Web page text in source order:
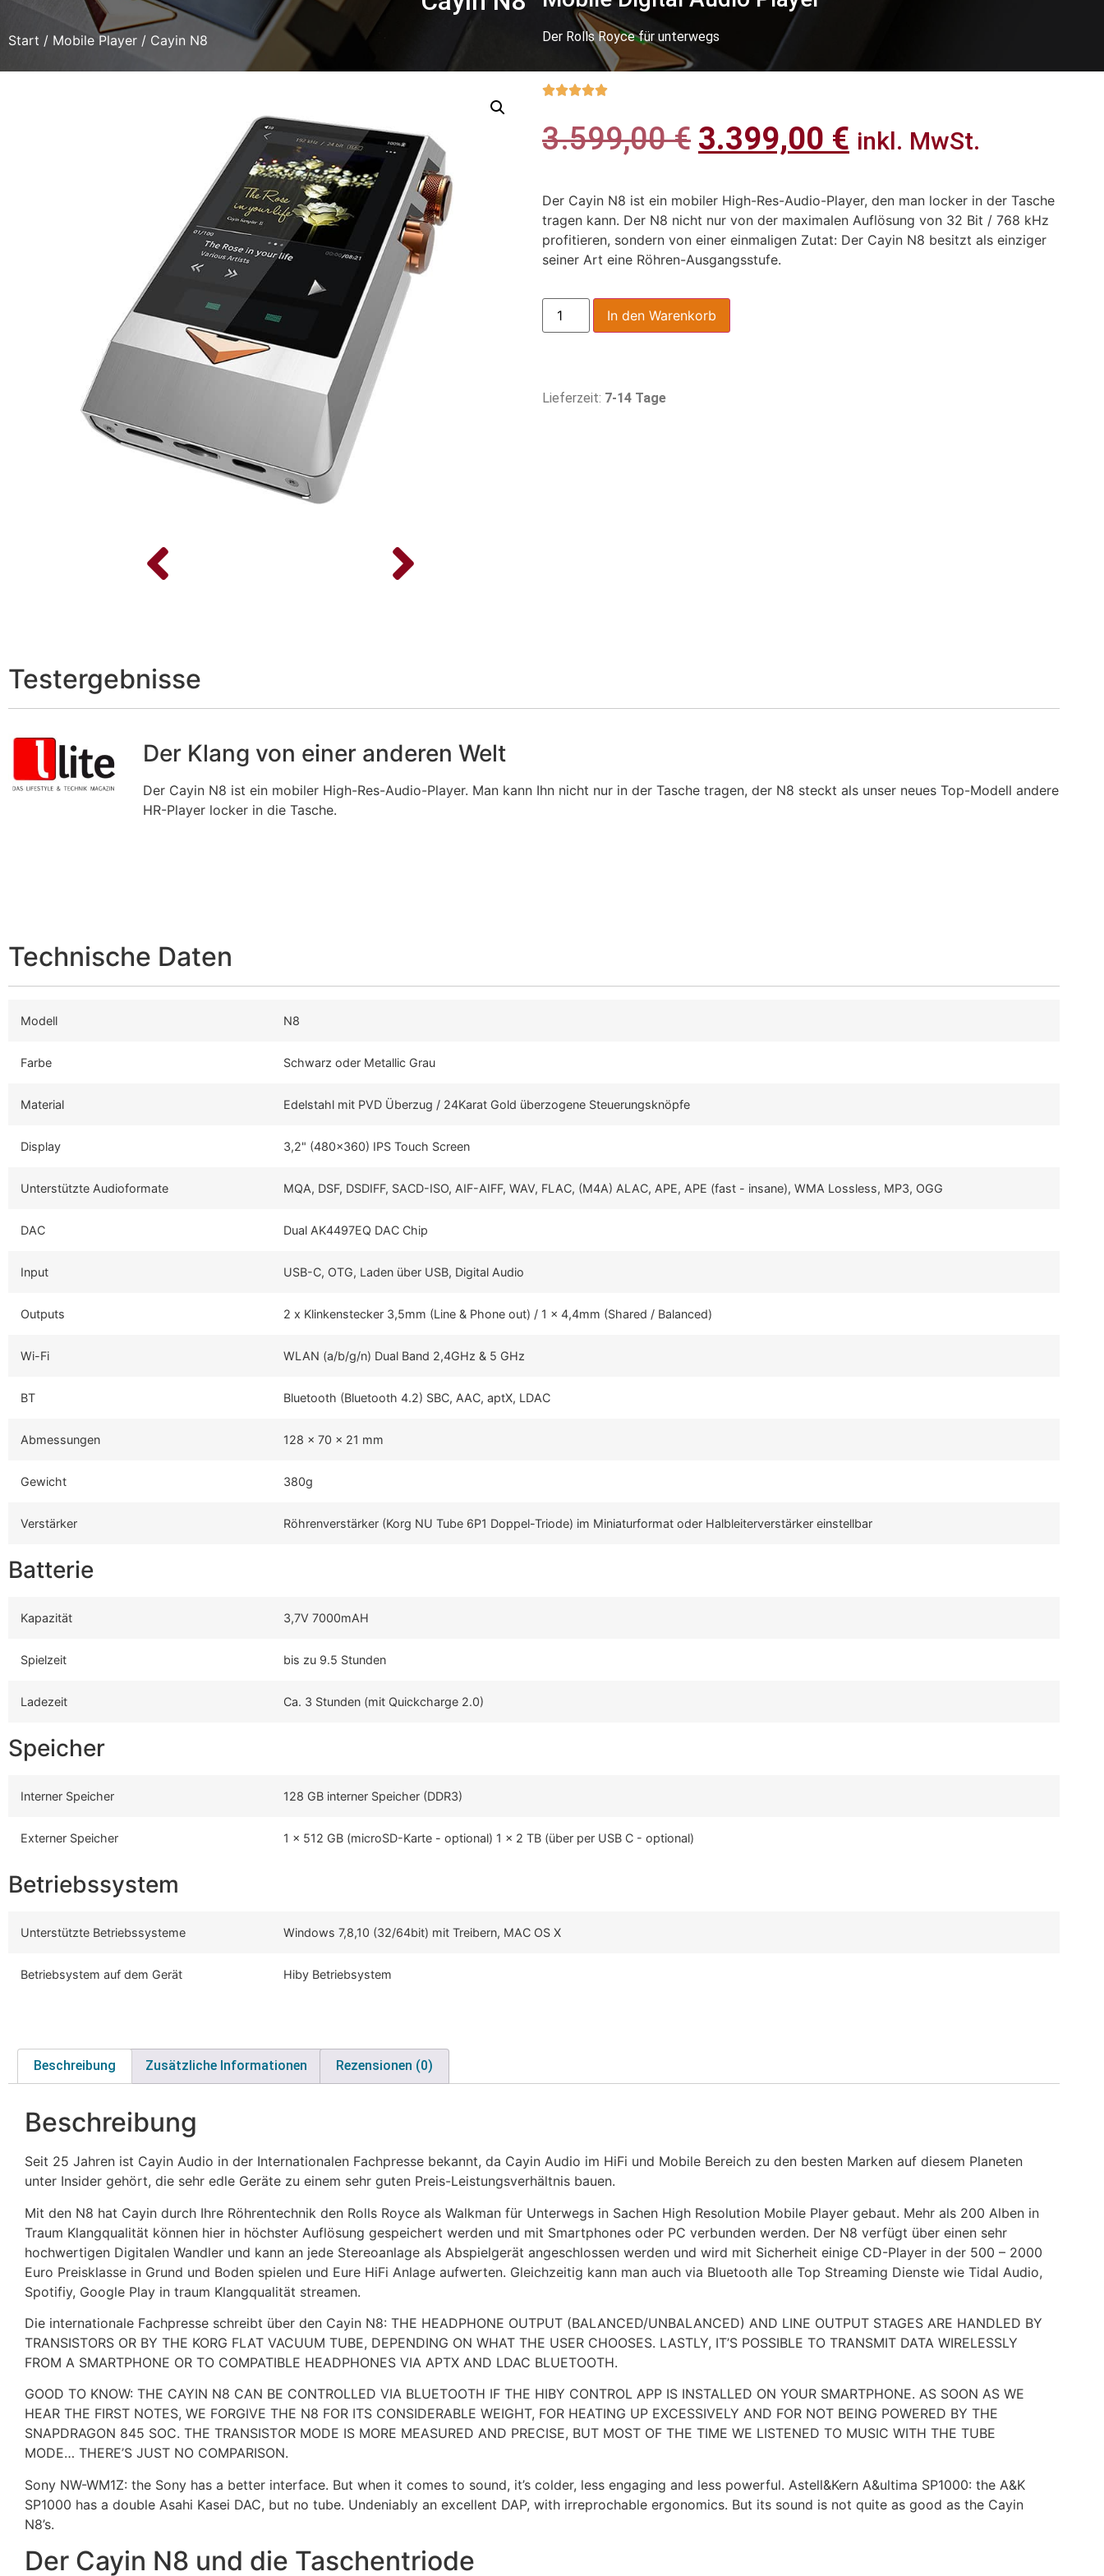
Start / Mobile Player / Cayin N8 Der Rolls Royce für unterwegs

3.599,00€ 3.399,00 € inkl. MwSt.
Der Cayin N8 ist ein mobiler High-Res-Audio-Player, den man locker in der Tasche
tragen kann. Der N8 nicht nur von der maximalen Auflösung von 32 Bit / 768 kHz
profitieren, sondern von einer einmaligen Zutat: Der Cayin N8 besitzt als einziger
seiner Art eine Röhren-Ausgangsstufe.
In den Warenkorb
Lieferzeit: 7-14 Tage
Testergebnisse
Der Klang von einer anderen Welt
Der Cayin N8 ist ein mobiler High-Res-Audio-Player. Man kann Ihn nicht nur in der Tasche tragen, der N8 steckt als unser neues Top-Modell andere
HR-Player locker in die Tasche.
Technische Daten
Modell N8
Farbe Schwarz oder Metallic Grau
Material Edelstahl mit PVD Überzug / 24Karat Gold überzogene Steuerungsknöpfe
Display 3,2" (480x360) IPS Touch Screen
Unterstützte Audioformate MQA, DSF, DSDIFF, SACD-ISO, AIF-AIFF, WAV, FLAC, (M4A) ALAC, APE, APE (fast - insane), WMA Lossless, MP3, OGG
DAC Dual AK4497EQ DAC Chip
Input USB-C, OTG, Laden über USB, Digital Audio
Outputs 2 x Klinkenstecker 3,5mm (Line & Phone out) / 1 x 4,4mm (Shared / Balanced)
Wi-Fi WLAN (a/b/g/n) Dual Band 2,4GHz & 5 GHz
BT Bluetooth (Bluetooth 4.2) SBC, AAC, aptX, LDAC
Abmessungen 128 x 70 x 21 mm
Gewicht 380g
Verstärker Röhrenverstärker (Korg NU Tube 6P1 Doppel-Triode) im Miniaturformat oder Halbleiterverstärker einstellbar
Batterie
Kapazität 3,7V 7000mAH
Spielzeit bis zu 9.5 Stunden
Ladezeit Ca. 3 Stunden (mit Quickcharge 2.0)
Speicher
Interner Speicher 128 GB interner Speicher (DDR3)
Externer Speicher 1 x 512 GB (microSD-Karte - optional) 1 x 2 TB (über per USB C - optional)
Betriebssystem
Unterstützte Betriebssysteme Windows 7,8,10 (32/64bit) mit Treibern, MAC OS X
Betriebsystem auf dem Gerät Hiby Betriebsystem
Beschreibung Zusätzliche Informationen Rezensionen (0)
Beschreibung
Seit 25 Jahren ist Cayin Audio in der Internationalen Fachpresse bekannt, da Cayin Audio im HiFi und Mobile Bereich zu den besten Marken auf diesem Planeten
unter Insider gehört, die sehr edle Geräte zu einem sehr guten Preis-Leistungsverhältnis bauen.
Mit den N8 hat Cayin durch Ihre Röhrentechnik den Rolls Royce als Walkman für Unterwegs in Sachen High Resolution Mobile Player gebaut. Mehr als 200 Alben in
Traum Klangqualität können hier in höchster Auflösung gespeichert werden und mit Smartphones oder PC verbunden werden. Der N8 verfügt über einen sehr
hochwertigen Digitalen Wandler und kann an jede Stereoanlage als Abspielgerät angeschlossen werden und wird mit Sicherheit einige CD-Player in der 500 – 2000
Euro Preisklasse in Grund und Boden spielen und Eure HiFi Anlage aufwerten. Gleichzeitig kann man auch via Bluetooth alle Top Streaming Dienste wie Tidal Audio,
Spotifiy, Google Play in traum Klangqualität streamen.
Die internationale Fachpresse schreibt über den Cayin N8: THE HEADPHONE OUTPUT (BALANCED/UNBALANCED) AND LINE OUTPUT STAGES ARE HANDLED BY
TRANSISTORS OR BY THE KORG FLAT VACUUM TUBE, DEPENDING ON WHAT THE USER CHOOSES. LASTLY, IT’S POSSIBLE TO TRANSMIT DATA WIRELESSLY
FROM A SMARTPHONE OR TO COMPATIBLE HEADPHONES VIA APTX AND LDAC BLUETOOTH.
GOOD TO KNOW: THE CAYIN N8 CAN BE CONTROLLED VIA BLUETOOTH IF THE HIBY CONTROL APP IS INSTALLED ON YOUR SMARTPHONE. AS SOON AS WE
HEAR THE FIRST NOTES, WE FORGIVE THE N8 FOR ITS CONSIDERABLE WEIGHT, FOR HEATING UP EXCESSIVELY AND FOR NOT BEING POWERED BY THE
SNAPDRAGON 845 SOC. THE TRANSISTOR MODE IS MORE MEASURED AND PRECISE, BUT MOST OF THE TIME WE LISTENED TO MUSIC WITH THE TUBE
MODE… THERE’S JUST NO COMPARISON.
Sony NW-WM1Z: the Sony has a better interface. But when it comes to sound, it’s colder, less engaging and less powerful. Astell&Kern A&ultima SP1000: the A&K
SP1000 has a double Asahi Kasei DAC, but no tube. Undeniably an excellent DAP, with irreprochable ergonomics. But its sound is not quite as good as the Cayin
N8’s.
Der Cayin N8 und die Taschentriode